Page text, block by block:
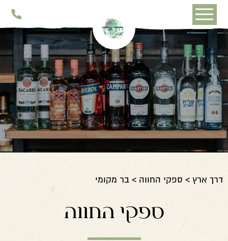
דלג לסרגל הניווט
דלג לתוכן
דרך ארץ ספקי החווה בר מקומי
ספקי החווה